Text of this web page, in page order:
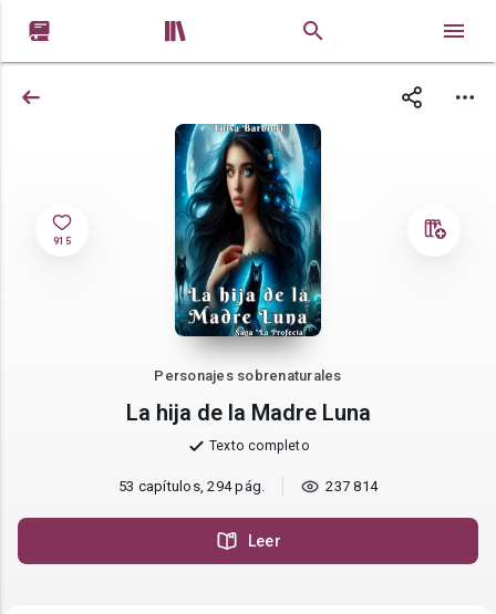
 
915
Personajes sobrenaturales
La hija de la Madre Luna
Texto completo
53 capítulos, 294 pág. 237 814
Leer